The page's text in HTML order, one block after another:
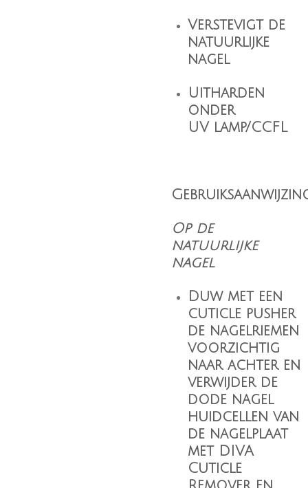
Verstevigt de
natuurlijke
nagel
Uitharden
onder
UV lamp/CCFL
Op de
natuurlijke
nagel
Duw met een
cuticle pusher
de nagelriemen
voorzichtig
naar achter en
verwijder de
dode nagel
huidcellen van
de nagelplaat
met DIVA
Cuticle